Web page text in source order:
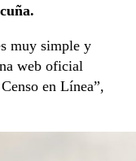
muy simple y
web oficial
en Línea”,